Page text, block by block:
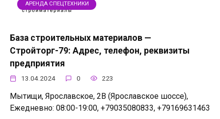
АРЕНДА СПЕЦТЕХНИКИ
База строительных материалов —
Стройторг-79: Адрес, телефон, реквизиты
предприятия
13.04.2024 0 223
Мытищи, Ярославское, 2В (Ярославское шоссе),
Ежедневно: 08:00-19:00, +79035080833, +79169631463